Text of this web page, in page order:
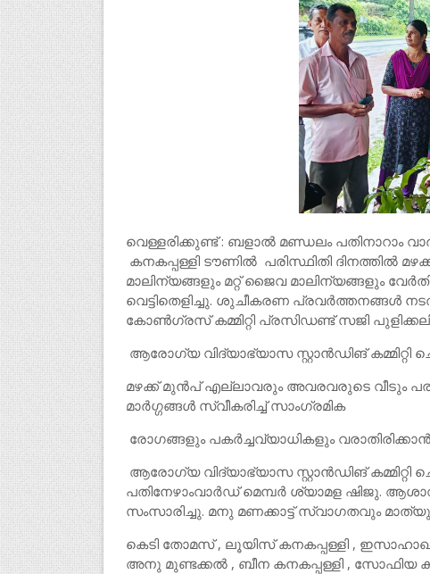
വെള്ളരിക്കുണ്ട് : ബളാൽ മണ്ഡലം
കനകപ്പള്ളി ടൗണിൽ പരിസ്ഥിതി ദിനത്തിൽ
മാലിന്യങ്ങളും മറ്റ് ജൈവ മാലിന്യങ്ങളും
വെട്ടിതെളിച്ചു. ശുചീകരണ പ്രവർത്തനങ്ങൾ
കോൺഗ്രസ് കമ്മിറ്റി പ്രസിഡണ്ട് സജി
ആരോഗ്യ വിദ്യാഭ്യാസ സ്റ്റാൻഡിങ് കമ്മിറ്റി
മഴക്ക് മുൻപ് എല്ലാവരും അവരവരുടെ വീടും
മാർഗ്ഗങ്ങൾ സ്വീകരിച്ച് സാംഗ്രമിക
രോഗങ്ങളും പകർച്ചവ്യാധികളും
ആരോഗ്യ വിദ്യാഭ്യാസ സ്റ്റാൻഡിങ്
പതിനേഴാംവാർഡ് മെമ്പർ ശ്യാമള ഷിജു.
സംസാരിച്ചു. മനു മണക്കാട്ട് സ്വാഗതവും
കെടി തോമസ് , ലൂയിസ് കനകപ്പള്ളി ,
അനു മുണ്ടക്കൽ , ബീന കനകപ്പള്ളി , സോഫിയ